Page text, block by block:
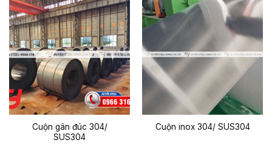
Cuộn gân đúc 304/
SUS304
Cuộn inox 304/ SUS304